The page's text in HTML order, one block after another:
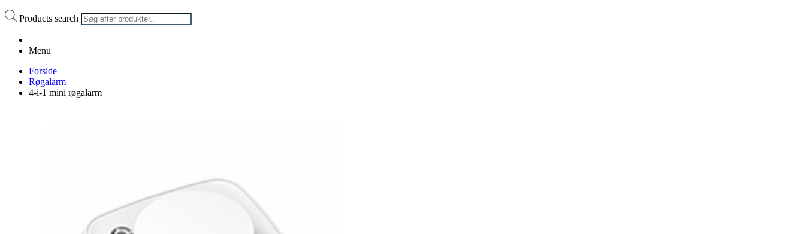
Products search
Menu
Forside
Røgalarm
4-i-1 mini røgalarm